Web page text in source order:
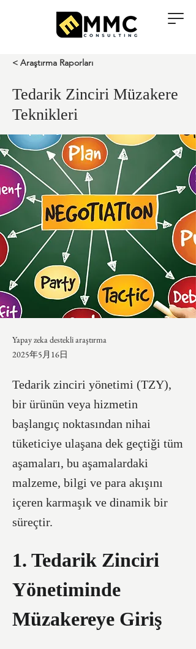
< Araştırma Raporları
Tedarik Zinciri Müzakere
Teknikleri
Yapay zeka destekli araştırma
2025年5月16日
Tedarik zinciri yönetimi (TZY),
bir ürünün veya hizmetin
başlangıç noktasından nihai
tüketiciye ulaşana dek geçtiği tüm
aşamaları, bu aşamalardaki
malzeme, bilgi ve para akışını
içeren karmaşık ve dinamik bir
süreçtir.
1. Tedarik Zinciri
Yönetiminde
Müzakereye Giriş